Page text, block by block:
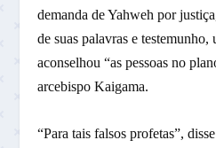
demanda de Yahweh por
de suas palavras e
aconselhou “as pessoas no
arcebispo Kaigama.
“Para tais falsos profetas”,